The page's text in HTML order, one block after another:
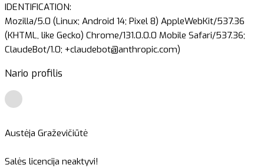
IDENTIFICATION:
Mozilla/5.0 (Linux; Android 14; Pixel 8) AppleWebKit/537.36
(KHTML, like Gecko) Chrome/131.0.0.0 Mobile Safari/537.36;
ClaudeBot/1.0; +claudebot@anthropic.com)
Nario profilis
Austėja Graževičiūtė
Salės licencija neaktyvi!